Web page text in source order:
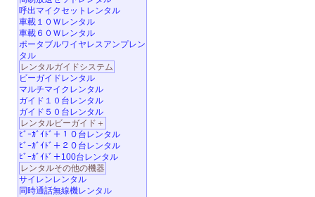
呼出マイクセットレンタル
車載１０Ｗレンタル
車載６０Ｗレンタル
ポータブルワイヤレスアンプレン
タル
レンタルガイドシステム
ビーガイドレンタル
マルチマイクレンタル
ガイド１０台レンタル
ガイド５０台レンタル
レンタルビーガイド＋
ﾋﾞｰｶﾞｲﾄﾞ＋１０台レンタル
ﾋﾞｰｶﾞｲﾄﾞ＋２０台レンタル
ﾋﾞｰｶﾞｲﾄﾞ＋100台レンタル
レンタルその他の機器
サイレンレンタル
同時通話無線機レンタル